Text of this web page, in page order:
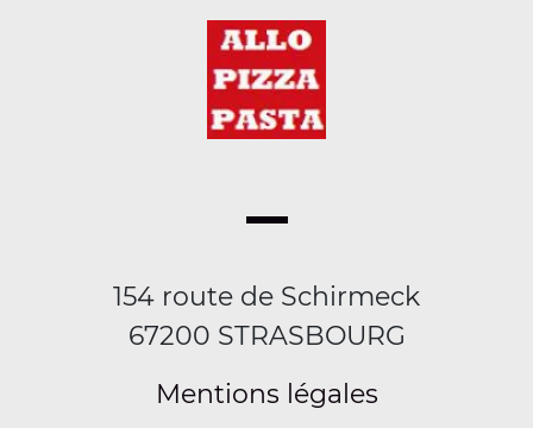
154 route de Schirmeck
67200 STRASBOURG
Mentions légales